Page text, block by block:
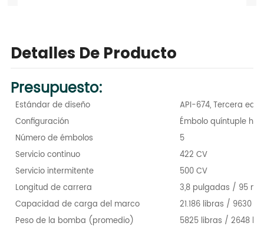
Detalles De Producto
Presupuesto:
Estándar de diseño
API-674, Tercera
Configuración
Émbolo quíntuple
Número de émbolos
5
Servicio continuo
422 CV
Servicio intermitente
500 CV
Longitud de carrera
3,8 pulgadas / 95
Capacidad de carga del marco
21.186 libras / 9630 kg
Peso de la bomba (promedio)
5825 libras / 2648 kg